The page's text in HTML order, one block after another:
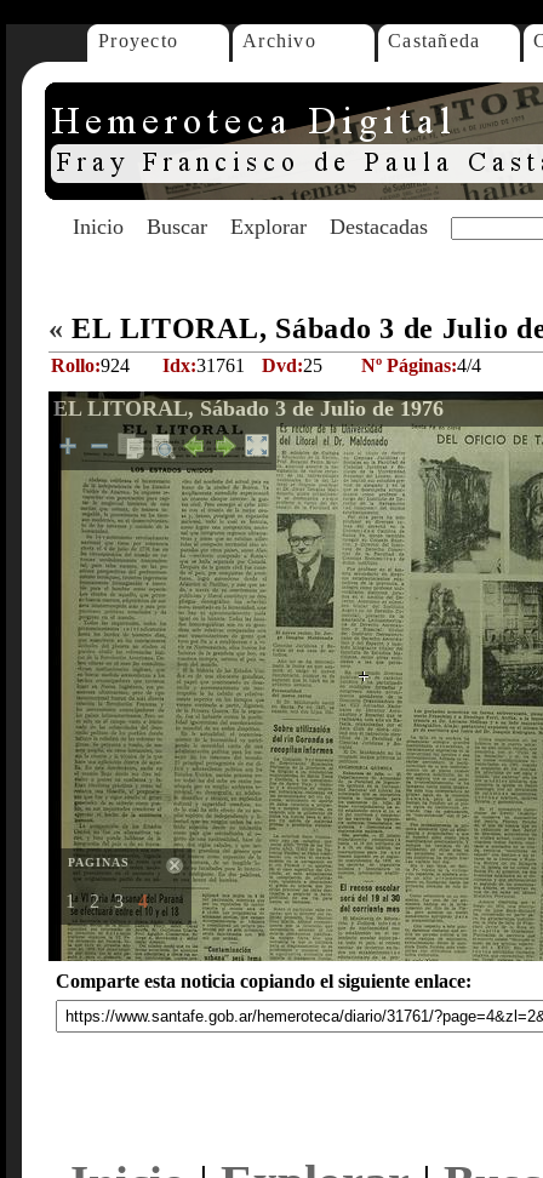
Proyecto Archivo Castañeda
Inicio Buscar Explorar Destacadas
« EL LITORAL, Sábado 3 de Julio
Rollo:924 Idx:31761 Dvd:25 Nº Páginas:4/4
EL LITORAL, Sábado 3 de Julio de 1976
PAGINAS
1 2 3 4
Comparte esta noticia copiando el siguiente enlace: